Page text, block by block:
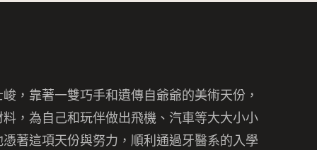
，靠著一雙巧手和遺傳自爺爺的美術天份，
，為自己和玩伴做出飛機、 汽車等大大小小
著這項天份與努力， 順利通過牙醫系的入學